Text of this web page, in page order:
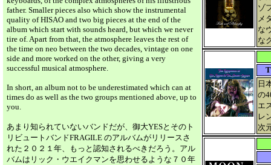
father. Smaller pieces also which show the instrumental
quality of HISAO and two big pieces at the end of the
album which start with sounds heard, but which we never
tire of. Apart from that, the atmosphere leaves the rest of
the time on neo between the two decades, vintage on one
side and more worked on the other, giving a very
successful musical atmosphere.
In short, an album not to be underestimated which can at
times do as well as the two groups mentioned above, up to
you.
あまり知られていないバンドだが、御大YESとそのト
リビュートバンドFRAGILE のアルバムがリリースさ
れた２０２１年、もっと認知されるべきだろう。アル
バムはリック・ウエイクマンを思わせるような７０年
ゾ
メ
な
な
日
の
エ
レ
次